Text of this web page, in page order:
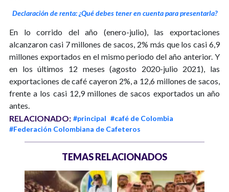
Declaración de renta: ¿Qué debes tener en cuenta para presentarla?
En lo corrido del año (enero-julio), las exportaciones
alcanzaron casi 7 millones de sacos, 2% más que los casi 6,9
millones exportados en el mismo periodo del año anterior. Y
en los últimos 12 meses (agosto 2020-julio 2021), las
exportaciones de café cayeron 2%, a 12,6 millones de sacos,
frente a los casi 12,9 millones de sacos exportados un año
antes.
RELACIONADO: #principal #café de Colombia
#Federación Colombiana de Cafeteros
TEMAS RELACIONADOS